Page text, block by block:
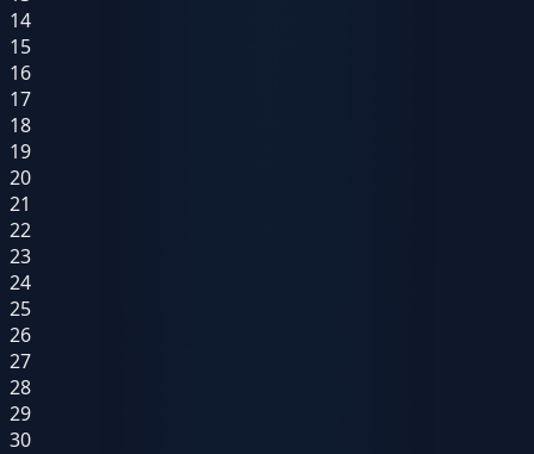
14
15
16
17
18
19
20
21
22
23
24
25
26
27
28
29
30